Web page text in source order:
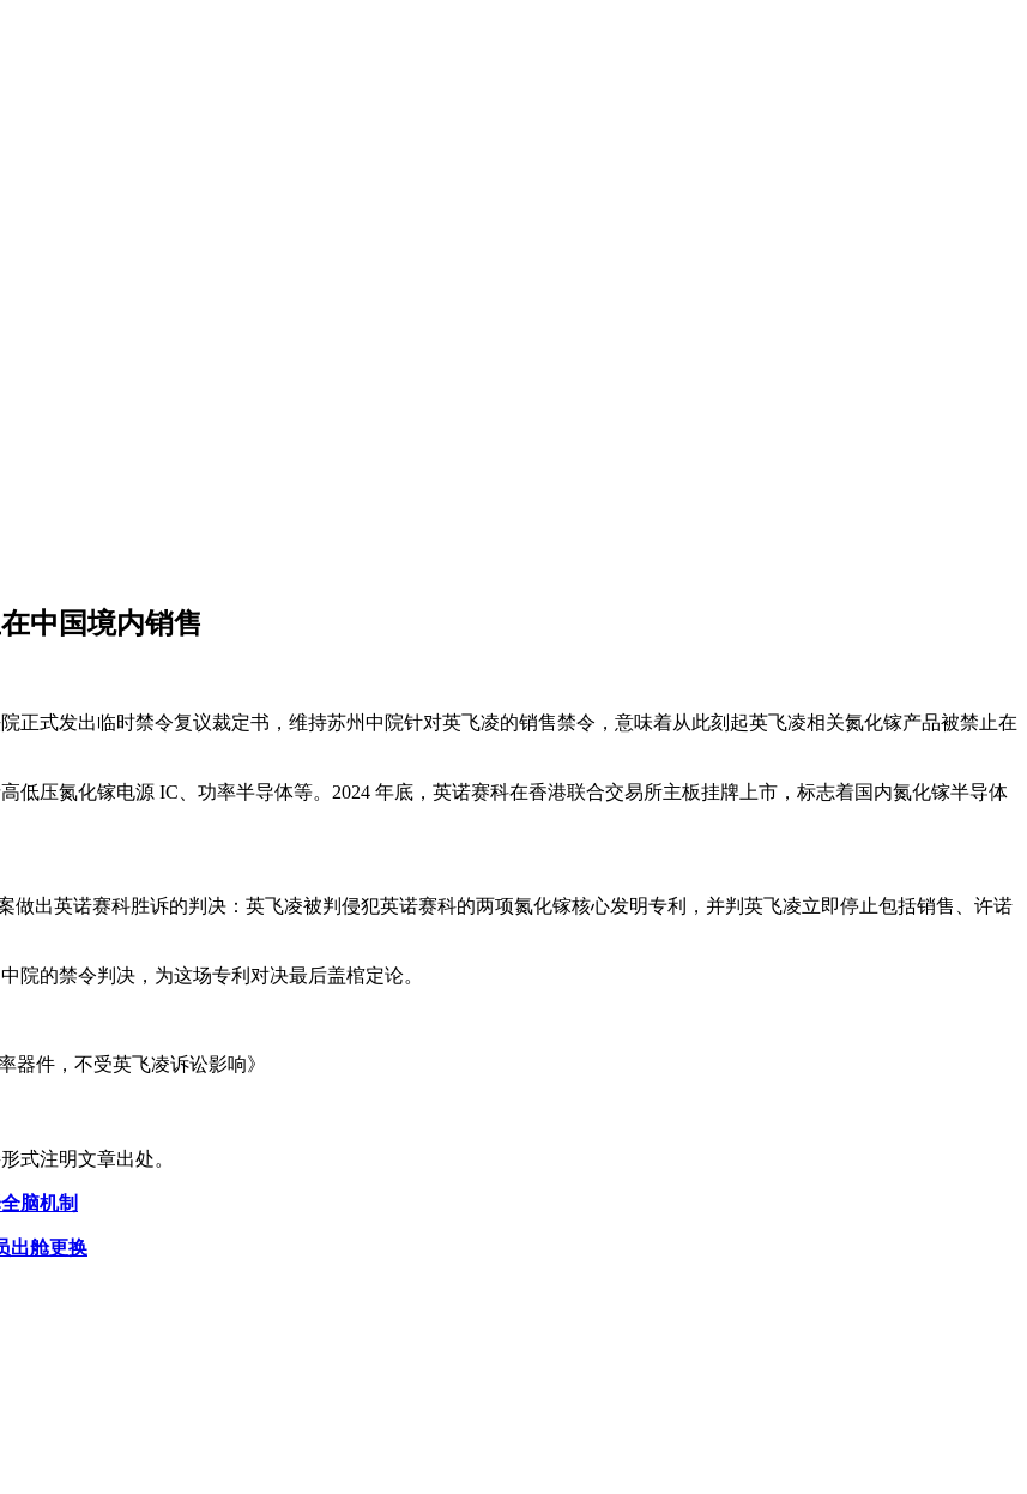
中国境内销售
正式发出临时禁令复议裁定书，维持苏州中院针对英飞凌的销售禁令，意味着从此刻起英飞凌相关氮化镓产品被禁止在
低压氮化镓电源 IC、功率半导体等。2024 年底，英诺赛科在香港联合交易所主板挂牌上市，标志着国内氮化镓半导体
做出英诺赛科胜诉的判决：英飞凌被判侵犯英诺赛科的两项氮化镓核心发明专利，并判英飞凌立即停止包括销售、许诺
院的禁令判决，为这场专利对决最后盖棺定论。
器件，不受英飞凌诉讼影响》
式注明文章出处。
脑机制
出舱更换